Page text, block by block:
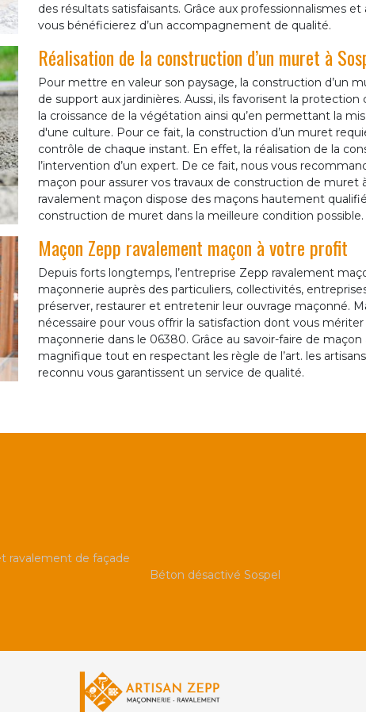
des résultats satisfaisants. Grâce aux professionnalismes
vous bénéficierez d’un accompagnement de qualité.
Réalisation de la construction d’un muret à
Pour mettre en valeur son paysage, la construction d’un
de support aux jardinières. Aussi, ils favorisent la
la croissance de la végétation ainsi qu’en permettant la
d'une culture. Pour ce fait, la construction d’un muret
contrôle de chaque instant. En effet, la réalisation de la
l’intervention d’un expert. De ce fait, nous vous
maçon pour assurer vos travaux de construction de muret
ravalement maçon dispose des maçons hautement
construction de muret dans la meilleure condition possible.
Maçon Zepp ravalement maçon à votre profit
Depuis forts longtemps, l’entreprise Zepp ravalement
maçonnerie auprès des particuliers, collectivités,
préserver, restaurer et entretenir leur ouvrage maçonné.
nécessaire pour vous offrir la satisfaction dont vous
maçonnerie dans le 06380. Grâce au savoir-faire de maçon
magnifique tout en respectant les règle de l’art. les
reconnu vous garantissent un service de qualité.
ravalement de façade
Béton désactivé Sospel